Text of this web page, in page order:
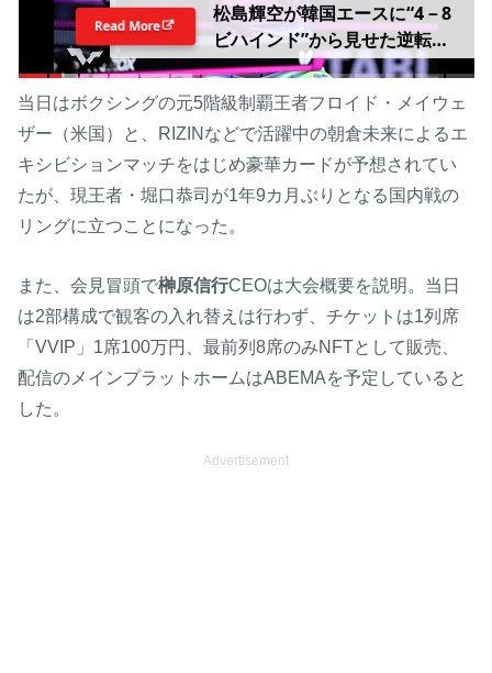
松島輝空が韓国エースに“4－8
ビハインド”から見せた逆転
力 世界3位が示す成熟、地元
開催大会制覇に「あと2勝」
【WTTチャンピオンズ横浜
2026】
Read More
当日はボクシングの元5階級制覇王者フロイド・メイウェ
ザー（米国）と、RIZINなどで活躍中の朝倉未来によるエ
キシビションマッチをはじめ豪華カードが予想されてい
たが、現王者・堀口恭司が1年9カ月ぶりとなる国内戦の
リングに立つことになった。
また、会見冒頭で榊原信行CEOは大会概要を説明。当日
は2部構成で観客の入れ替えは行わず、チケットは1列席
「VVIP」1席100万円、最前列8席のみNFTとして販売、
配信のメインプラットホームはABEMAを予定していると
した。
Advertisement